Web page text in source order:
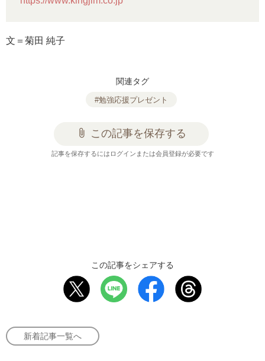
文＝菊田 純子
関連タグ
#勉強応援プレゼント
attach_file この記事を保存する
記事を保存するにはログインまたは会員登録が必要です
この記事をシェアする
新着記事一覧へ